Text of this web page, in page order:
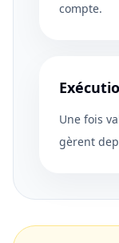
compte.
Une fois
gèrent